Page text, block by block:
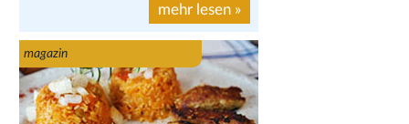
mehr lesen »
magazin